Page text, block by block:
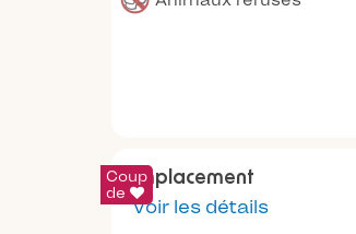
Coup
de
Emplacement
Voir les détails